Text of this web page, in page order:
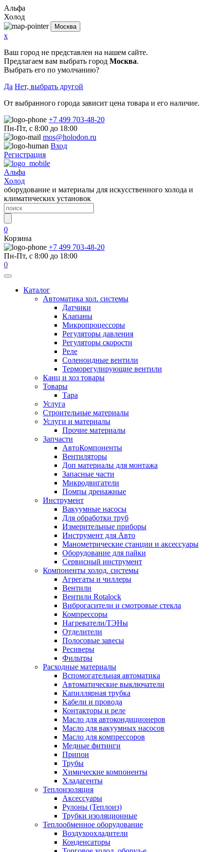
Альфа
Холод
Москва
x
Ваш город не представлен на нашем сайте.
Предлагаем вам выбрать город Москва.
Выбрать его по умолчанию?
Да Нет, выбрать другой
От выбранного города зависит цена товара и его наличие.
+7 499 703-48-20
Пн-Пт, с 8:00 до 18:00
mos@holodon.ru
Вход
Регистрация
Альфа
Холод
оборудование и материалы для искусственного холода и
климатических установок
0
Корзина
+7 499 703-48-20
Пн-Пт, с 8:00 до 18:00
0
Каталог
Автоматика хол. системы
Датчики
Клапаны
Микропроцессоры
Регуляторы давления
Регуляторы скорости
Реле
Соленоидные вентили
Терморегулирующие вентили
Канц и хоз товары
Товары
Тара
Услуга
Строительные материалы
Услуги и материалы
Прочие материалы
Запчасти
АвтоКомпоненты
Вентиляторы
Доп материалы для монтажа
Запасные части
Микродвигатели
Помпы дренажные
Инструмент
Вакуумные насосы
Для обработки труб
Измерительные приборы
Инструмент для Авто
Манометрические станции и аксессуары
Оборудование для пайки
Сервисный инструмент
Компоненты холод. системы
Агрегаты и чиллеры
Вентили
Вентили Rotalock
Виброгасители и смотровые стекла
Компрессоры
Нагреватели/ТЭНы
Отделители
Полосовые завесы
Ресиверы
Фильтры
Расходные материалы
Вспомогательная автоматика
Автоматические выключатели
Капиллярная трубка
Кабели и провода
Контакторы и реле
Масло для автокондиционеров
Масло для вакуумных насосов
Масло для компрессоров
Медные фитинги
Припои
Трубы
Химические компоненты
Хладагенты
Теплоизоляция
Аксессуары
Рулоны (Теплоиз)
Трубки изоляционные
Теплообменное оборудование
Воздухоохладители
Конденсаторы